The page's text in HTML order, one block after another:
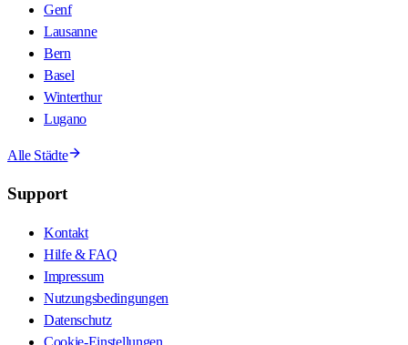
Genf
Lausanne
Bern
Basel
Winterthur
Lugano
Alle Städte
Support
Kontakt
Hilfe & FAQ
Impressum
Nutzungsbedingungen
Datenschutz
Cookie-Einstellungen